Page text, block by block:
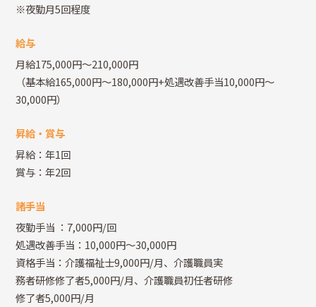
※夜勤月5回程度
給与
月給175,000円～210,000円
（基本給165,000円～180,000円+処遇改善手当10,000円～
30,000円）
昇給・賞与
昇給：年1回
賞与：年2回
諸手当
夜勤手当 ：7,000円/回
処遇改善手当：10,000円～30,000円
資格手当：介護福祉士9,000円/月、介護職員実
務者研修修了者5,000円/月、介護職員初任者研修
修了者5,000円/月